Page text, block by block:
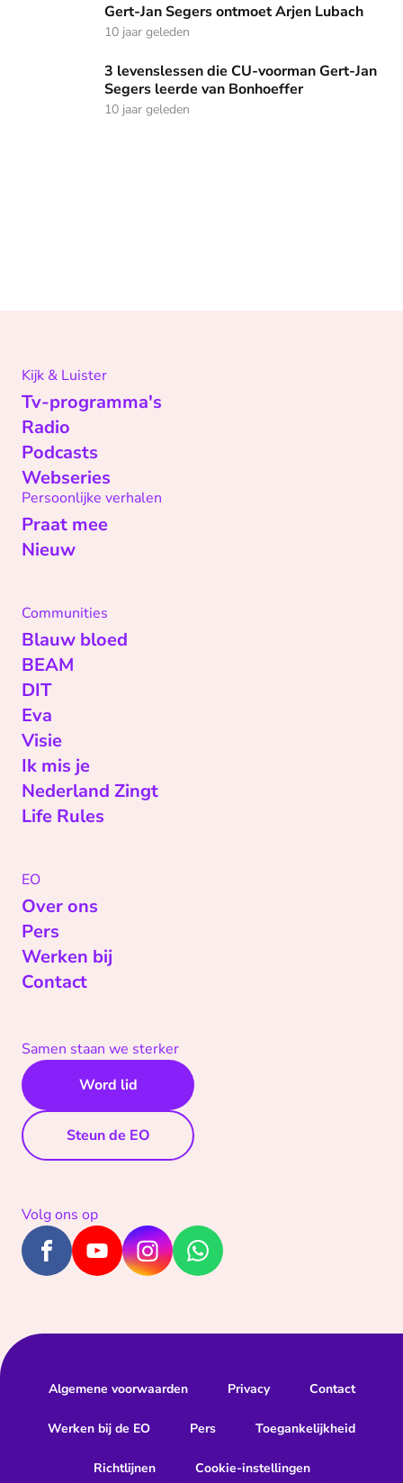
Gert-Jan Segers ontmoet Arjen Lubach
Gert-Jan Segers ontmoet Arjen Lubach
10 jaar geleden
3 levenslessen die CU-voorman Gert-Jan Segers leerde
3 levenslessen die CU-voorman Gert-Jan
Segers leerde van Bonhoeffer
10 jaar geleden
Kijk & Luister
Tv-programma's
Radio
Podcasts
Webseries
Persoonlijke verhalen
Praat mee
Nieuw
Communities
Blauw bloed
BEAM
DIT
Eva
Visie
Ik mis je
Nederland Zingt
Life Rules
EO
Over ons
Pers
Werken bij
Contact
Samen staan we sterker
Word lid
Steun de EO
Volg ons op
Algemene voorwaarden Privacy Contact
Werken bij de EO Pers Toegankelijkheid
Richtlijnen Cookie-instellingen